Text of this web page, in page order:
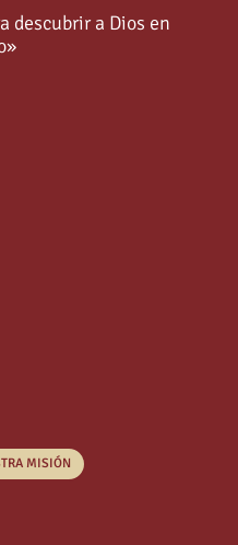
descubrir a Dios en
MISIÓN